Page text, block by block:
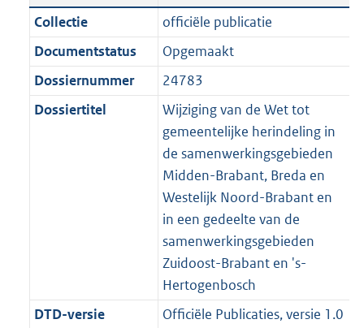
t
e
i
n
:
7
K
b
a
i
e
i
e
6
K
b
c
t
i
e
t
t
:
2
K
n
d
s
r
o
o
t
t
e
:
2
K
b
a
n
d
g
r
o
o
t
t
e
2
K
b
Collectie
officiële publicatie
Documentstatus
Opgemaakt
Dossiernummer
24783
Dossiertitel
Wijziging van de Wet tot
gemeentelijke herindeling in
de samenwerkingsgebieden
Midden-Brabant, Breda en
Westelijk Noord-Brabant en
in een gedeelte van de
samenwerkingsgebieden
Zuidoost-Brabant en 's-
Hertogenbosch
DTD-versie
Officiële Publicaties, versie 1.0